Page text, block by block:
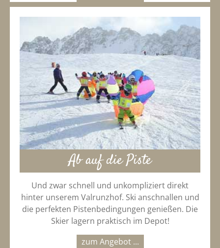
Ab auf die Piste
Und zwar schnell und unkompliziert direkt
hinter unserem Valrunzhof. Ski anschnallen und
die perfekten Pistenbedingungen genießen. Die
Skier lagern praktisch im Depot!
zum Angebot ...